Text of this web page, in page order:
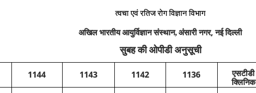
त्‍वचा एवं रतिज रोग विज्ञान विभाग
अखिल भारतीय आयुर्विज्ञान संस्थान,अंसारी नगर,नई दिल्ली
सुबह की ओपीडी अनुसूची
1144 1143 1142 1136
एसटीडी
क्लिनिक